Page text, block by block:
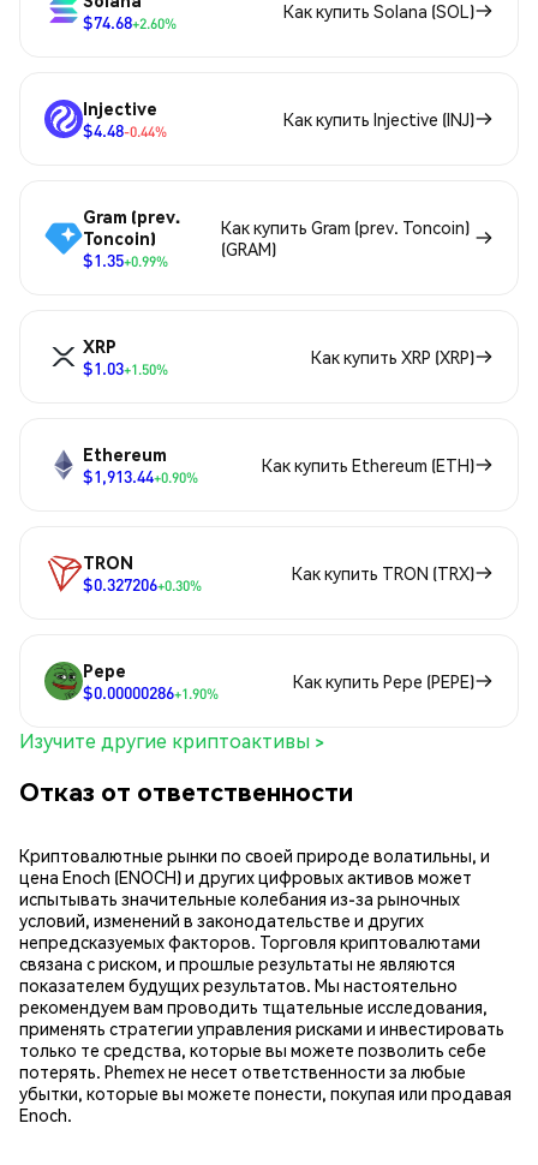
$74.68+2.60%
Как купить Solana (SOL)
Injective
$4.48-0.44%
Как купить Injective (INJ)
Gram (prev.
Toncoin)
$1.35+0.99%
Как купить Gram (prev. Toncoin)
(GRAM)
XRP
$1.03+1.50%
Как купить XRP (XRP)
Ethereum
$1,913.44+0.90%
Как купить Ethereum (ETH)
TRON
$0.327206+0.30%
Как купить TRON (TRX)
Pepe
$0.00000286+1.90%
Как купить Pepe (PEPE)
Изучите другие криптоактивы >
Отказ от ответственности
Криптовалютные рынки по своей природе волатильны, и
цена Enoch (ENOCH) и других цифровых активов может
испытывать значительные колебания из-за рыночных
условий, изменений в законодательстве и других
непредсказуемых факторов. Торговля криптовалютами
связана с риском, и прошлые результаты не являются
показателем будущих результатов. Мы настоятельно
рекомендуем вам проводить тщательные исследования,
применять стратегии управления рисками и инвестировать
только те средства, которые вы можете позволить себе
потерять. Phemex не несет ответственности за любые
убытки, которые вы можете понести, покупая или продавая
Enoch.